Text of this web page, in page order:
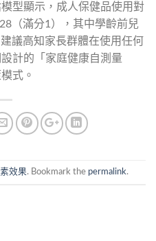
型顯示，成人保健品使用對
（滿分1），其中學齡前兒
議高知家長群體在使用任何
計的「家庭健康自測量
式。
效果. Bookmark the permalink.